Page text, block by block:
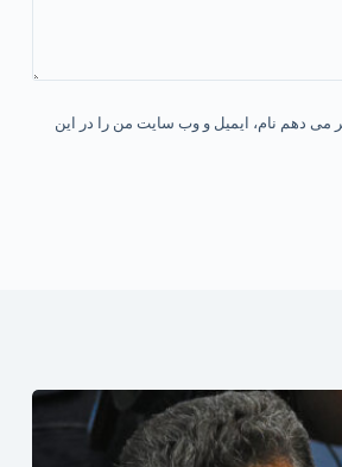
می دهم نام، ایمیل و وب سایت من را در این